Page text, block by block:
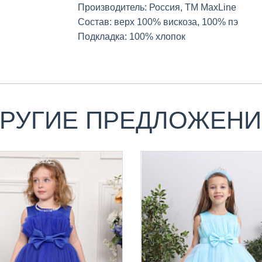
Производитель: Россия, ТМ MaxLine
Состав: верх 100% вискоза, 100% пэ
Подкладка: 100% хлопок